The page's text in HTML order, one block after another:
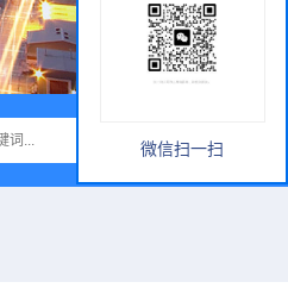
微信扫一扫